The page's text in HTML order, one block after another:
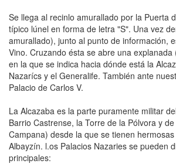
Se llega al recinlo amurallado por la Puerta
típico lúnel en forma de letra "S". Una vez
amurallado), junto al punto de información,
Vino. Cruzando ésta se abre una explanada
en la que se indica hacia dónde está la
Nazarícs y el Generalife. También ante
Palacio de Carlos V.
La Alcazaba es la parte pura­mente militar
Barrio Castrense, la Torre de la Pólvora y
Campana) desde la que se tienen
Albayzín. l.os Palacios Nazaries se pueden
principales: